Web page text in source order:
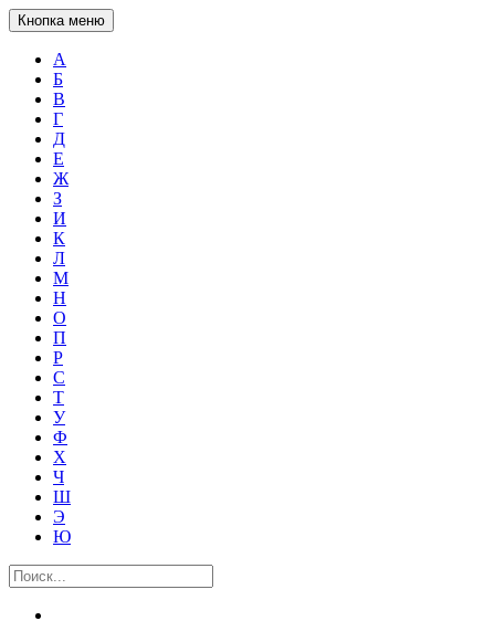
Кнопка меню
А
Б
В
Г
Д
Е
Ж
З
И
К
Л
М
Н
О
П
Р
С
Т
У
Ф
Х
Ч
Ш
Э
Ю